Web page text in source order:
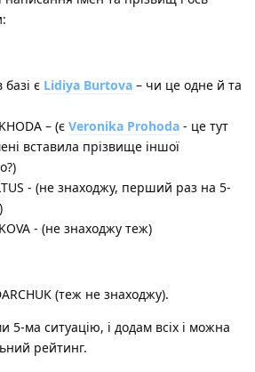
базі є Lidiya Burtova – чи це одне й та
– (є Veronika Prohoda - це тут
вставила прізвище іншої
- (не знаходжу, перший раз на 5-
- (не знаходжу теж)
(теж не знаходжу).
5-ма ситуацію, і додам всіх і можна
рейтинг.